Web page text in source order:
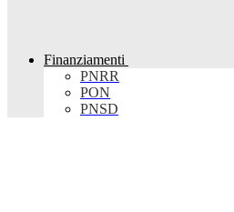
Finanziamenti
PNRR
PON
PNSD